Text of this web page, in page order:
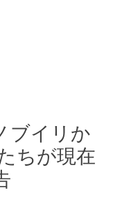
ブイリか
ちが現在